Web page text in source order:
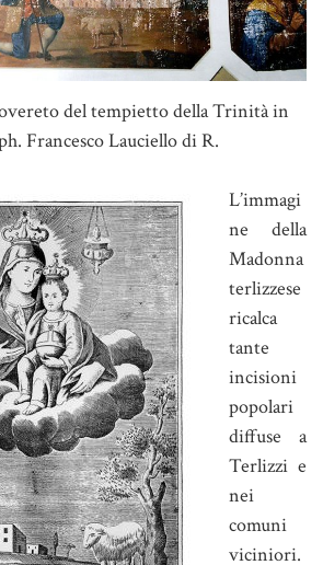
del tempietto della Trinità in
Francesco Lauciello di R.
L’immagi
ne della
Madonna
terlizzese
ricalca
tante
incisioni
popolari
diffuse a
Terlizzi e
nei
comuni
viciniori.